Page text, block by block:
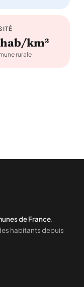
km²
rurale
de France.
habitants depuis